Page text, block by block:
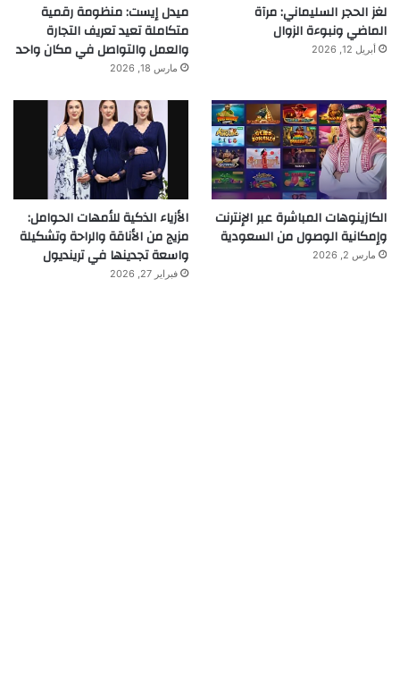
لغز الحجر السليماني: مرآة
الماضي ونبوءة الزوال
أبريل 12, 2026
ميدل إيست: منظومة رقمية
متكاملة تعيد تعريف التجارة
والعمل والتواصل في مكان واحد
مارس 18, 2026
الكازينوهات المباشرة عبر الإنترنت
وإمكانية الوصول من السعودية
مارس 2, 2026
الأزياء الذكية للأمهات الحوامل:
مزيج من الأناقة والراحة وتشكيلة
واسعة تجدينها في ترينديول
فبراير 27, 2026